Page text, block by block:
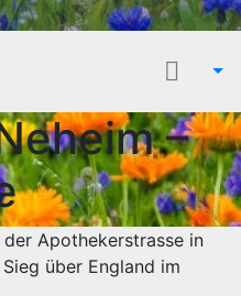
–
Apothekerstrasse in
über England im